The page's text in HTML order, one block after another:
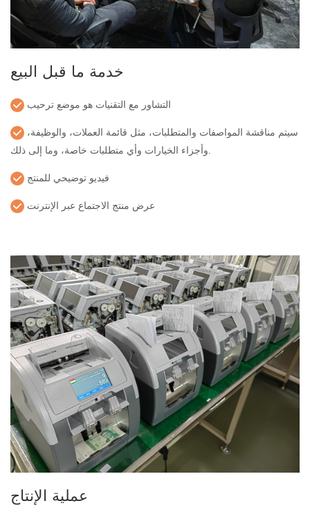
خدمة ما قبل البيع
التشاور مع التقنيات هو موضع ترحيب
فيديو توضيحي للمنتج
عرض منتج الاجتماع عبر الإنترنت
عملية الإنتاج